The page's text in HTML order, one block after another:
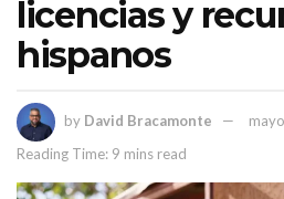
licencias y
hispanos
by David Bracamonte
Reading Time: 9 mins read